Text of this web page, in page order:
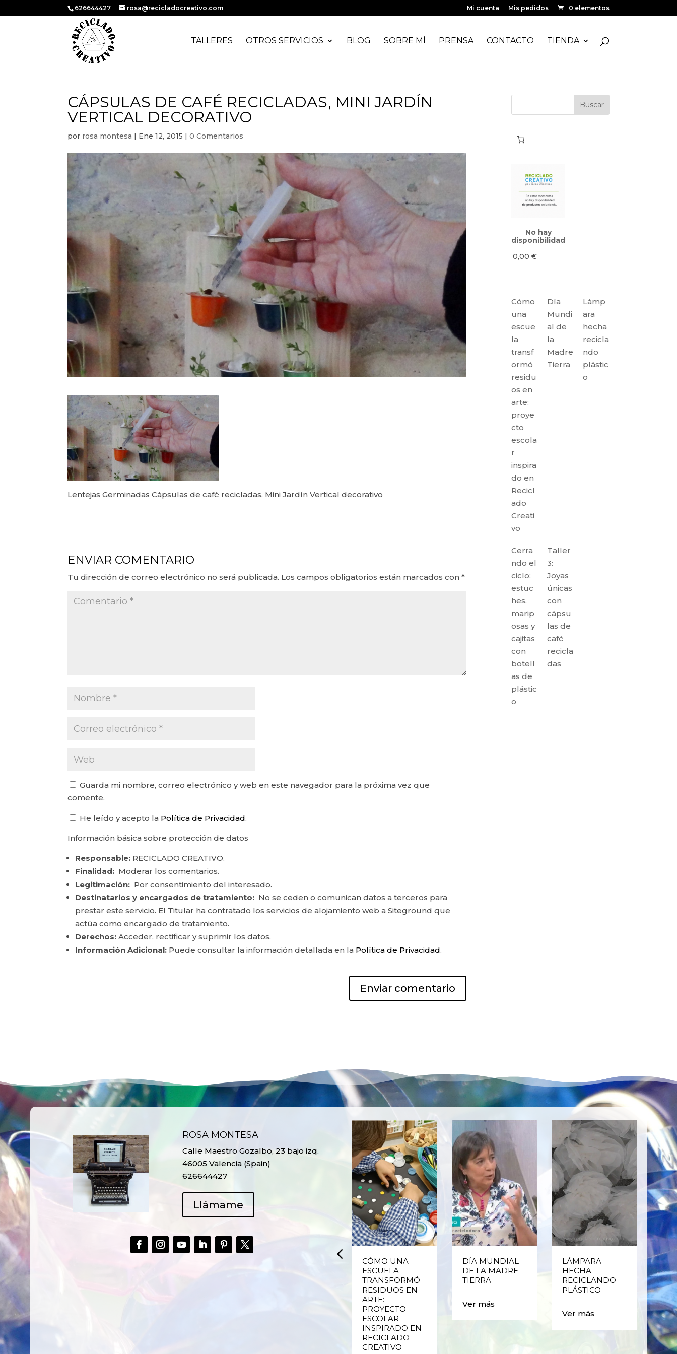
626644427 rosa@recicladocreativo.com Mi cuenta Mis pedidos 0 elementos
TALLERES OTROS SERVICIOS BLOG SOBRE MÍ PRENSA CONTACTO TIENDA
CÁPSULAS DE CAFÉ RECICLADAS, MINI JARDÍN
VERTICAL DECORATIVO
por rosa montesa | Ene 12, 2015 |0 Comentarios
Lentejas Germinadas Cápsulas de café recicladas, Mini Jardín Vertical decorativo
ENVIAR COMENTARIO
Tu dirección de correo electrónico no será publicada. Los campos obligatorios están marcados con*
Guarda mi nombre, correo electrónico y web en este navegador para la próxima vez que
comente.
He leído y acepto la Política de Privacidad.
Información básica sobre protección de datos
Responsable: RECICLADO CREATIVO.
Finalidad: Moderar los comentarios.
Legitimación: Por consentimiento del interesado.
Destinatarios y encargados de tratamiento: No se ceden o comunican datos a terceros para
prestar este servicio. El Titular ha contratado los servicios de alojamiento web a Siteground que
actúa como encargado de tratamiento.
Derechos: Acceder, rectificar y suprimir los datos.
Información Adicional: Puede consultar la información detallada en la Política de Privacidad.
No hay
disponibilidad
0,00€
Cómo
una
escue
la
transf
ormó
residu
os en
arte:
proye
cto
escola
r
inspira
do en
Recicl
ado
Creati
vo
Día
Mundi
al de
la
Madre
Tierra
Lámp
ara
hecha
recicla
ndo
plástic
o
Cerra
ndo el
ciclo:
estuc
hes,
marip
osas y
cajitas
con
botell
as de
plástic
o
Taller
3:
Joyas
únicas
con
cápsu
las de
café
recicla
das
ROSA MONTESA
Calle Maestro Gozalbo, 23 bajo izq.
46005 Valencia (Spain)
626644427
Llámame
RECICLADO EN
CÓMO UNA
ESCUELA
TRANSFORMÓ
RESIDUOS EN
ARTE:
PROYECTO
ESCOLAR
INSPIRADO EN
RECICLADO
CREATIVO
DÍA MUNDIAL
DE LA MADRE
TIERRA
Ver más
LÁMPARA
HECHA
RECICLANDO
PLÁSTICO
Ver más